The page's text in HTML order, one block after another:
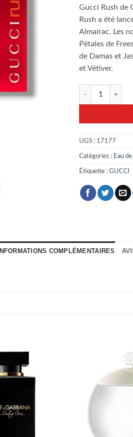
Gucci Rush de
Rush a été
Almairac. Les
Pétales de
de Damas et
et Vétiver.
quantité de
UGS : 17177
Catégories : Eau
Étiquette : GUCCI
INFORMATIONS COMPLÉMENTAIRES